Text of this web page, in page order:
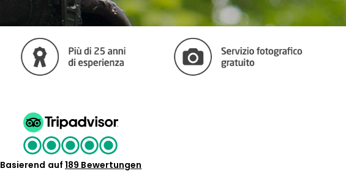
Basierend auf 189 Bewertungen